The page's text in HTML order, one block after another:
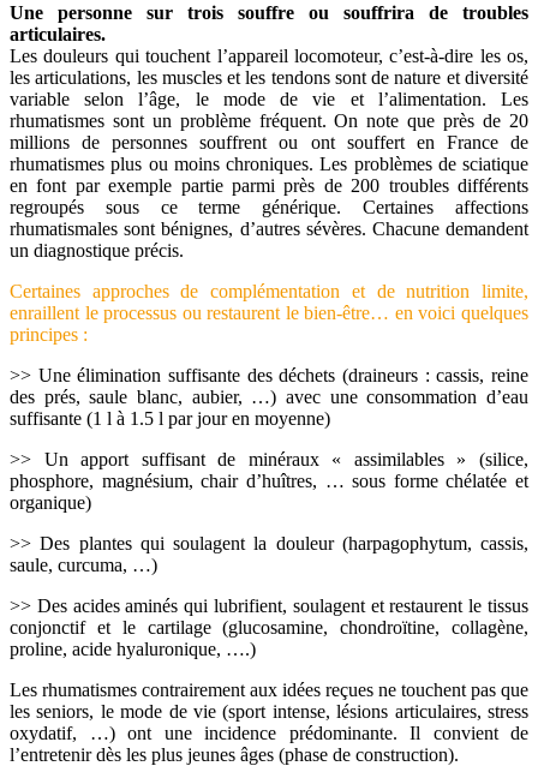
Une personne sur trois souffre ou souffrira de troubles
articulaires.
Les douleurs qui touchent l’appareil locomoteur, c’est-à-dire les os,
les articulations, les muscles et les tendons sont de nature et diversité
variable selon l’âge, le mode de vie et l’alimentation. Les
rhumatismes sont un problème fréquent. On note que près de 20
millions de personnes souffrent ou ont souffert en France de
rhumatismes plus ou moins chroniques. Les problèmes de sciatique
en font par exemple partie parmi près de 200 troubles différents
regroupés sous ce terme générique. Certaines affections
rhumatismales sont bénignes, d’autres sévères. Chacune demandent
un diagnostique précis.
Certaines approches de complémentation et de nutrition limite,
enraillent le processus ou restaurent le bien-être… en voici quelques
principes :
>> Une élimination suffisante des déchets (draineurs : cassis, reine
des prés, saule blanc, aubier, …) avec une consommation d’eau
suffisante (1 l à 1.5 l par jour en moyenne)
>> Un apport suffisant de minéraux « assimilables » (silice,
phosphore, magnésium, chair d’huîtres, … sous forme chélatée et
organique)
>> Des plantes qui soulagent la douleur (harpagophytum, cassis,
saule, curcuma, …)
>> Des acides aminés qui lubrifient, soulagent et restaurent le tissus
conjonctif et le cartilage (glucosamine, chondroïtine, collagène,
proline, acide hyaluronique, ….)
Les rhumatismes contrairement aux idées reçues ne touchent pas que
les seniors, le mode de vie (sport intense, lésions articulaires, stress
oxydatif, …) ont une incidence prédominante. Il convient de
l’entretenir dès les plus jeunes âges (phase de construction).